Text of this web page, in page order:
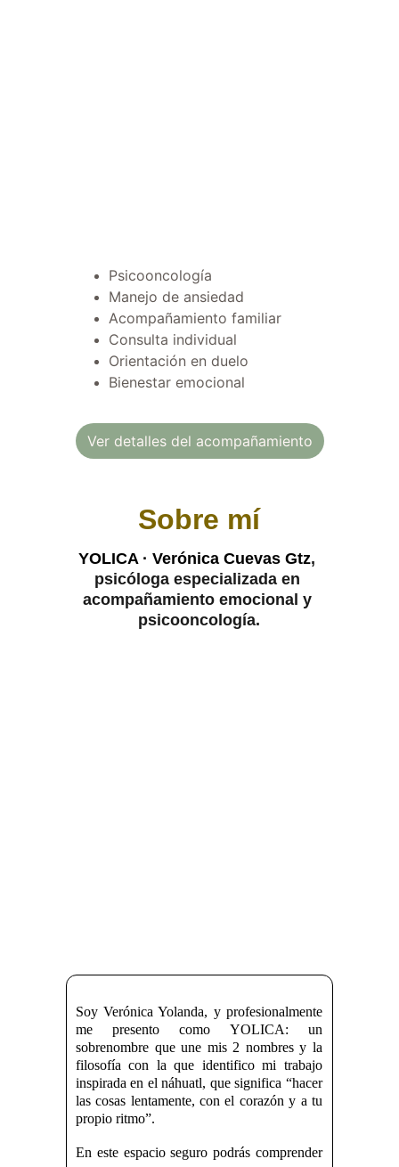
Psicooncología
Manejo de ansiedad
Acompañamiento familiar
Consulta individual
Orientación en duelo
Bienestar emocional
Ver detalles del acompañamiento
Sobre mí
YOLICA · Verónica Cuevas Gtz,
psicóloga especializada en
acompañamiento emocional y
psicooncología.
Soy Verónica Yolanda, y profesionalmente
me presento como YOLICA: un
sobrenombre que une mis 2 nombres y la
filosofía con la que identifico mi trabajo
inspirada en el náhuatl, que significa “hacer
las cosas lentamente, con el corazón y a tu
propio ritmo”.
En este espacio seguro podrás comprender